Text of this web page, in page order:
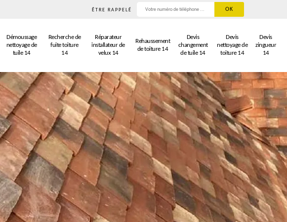
ÊTRE RAPPELÉ
Démoussage
nettoyage de
tuile 14
Recherche de
fuite toiture
14
Réparateur
installateur de
velux 14
Rehaussement
de toiture 14
Devis
changement
de tuile 14
Devis
nettoyage de
toiture 14
Devis
zingueur
14